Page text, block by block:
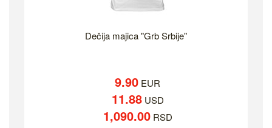
Dečija majica "Grb Srbije"
9.90 EUR
11.88USD
1,090.00RSD